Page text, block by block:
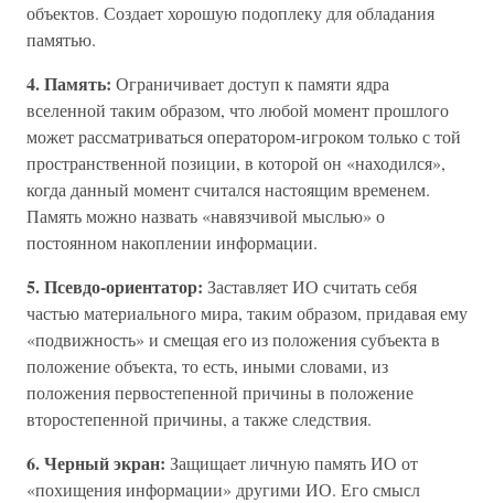
объектов. Создает хорошую подоплеку для обладания
памятью.
4. Память: Ограничивает доступ к памяти ядра
вселенной таким образом, что любой момент прошлого
может рассматриваться оператором-игроком только с той
пространственной позиции, в которой он «находился»,
когда данный момент считался настоящим временем.
Память можно назвать «навязчивой мыслью» о
постоянном накоплении информации.
5. Псевдо-ориентатор: Заставляет ИО считать себя
частью материального мира, таким образом, придавая ему
«подвижность» и смещая его из положения субъекта в
положение объекта, то есть, иными словами, из
положения первостепенной причины в положение
второстепенной причины, а также следствия.
6. Черный экран: Защищает личную память ИО от
«похищения информации» другими ИО. Его смысл